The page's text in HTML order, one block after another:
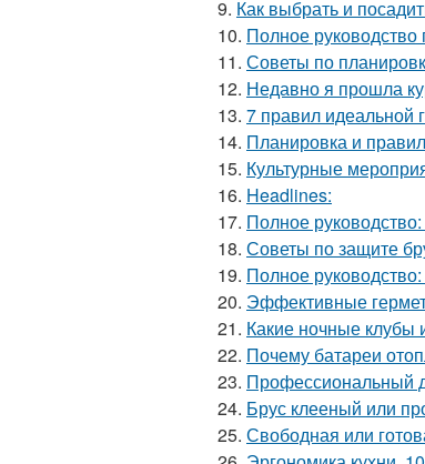
9. Как выбрать и
10. Полное
11. Советы по
12. Недавно я прошла
13. 7 правил идеальной
14. Планировка и
15. Культурные
16. Headlines:
17. Полное
18. Советы по защите
19. Полное
20. Эффективные
21. Какие ночные
22. Почему батареи
23. Профессиональный
24. Брус клееный или
25. Свободная или